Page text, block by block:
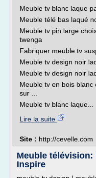
Meuble tv blanc laque
Meuble télé bas laqué
Meuble tv pin large
twenga
Fabriquer meuble tv
Meuble tv design noir
Meuble tv design noir
Meuble tv en bois
sur ...
Meuble tv blanc laque...
Lire la suite
Site : http://cevelle.com
Meuble télévision:
Inspire